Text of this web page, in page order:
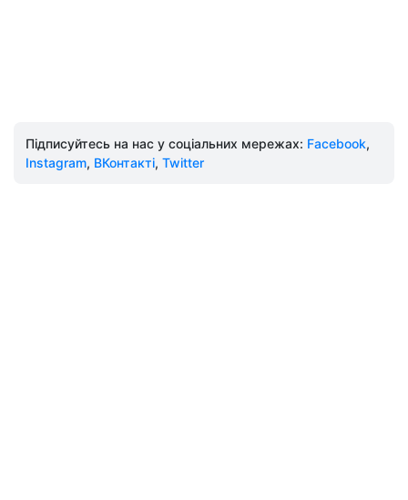
Підписуйтесь на нас у соціальних мережах: Facebook,
Instagram, ВКонтакті, Twitter